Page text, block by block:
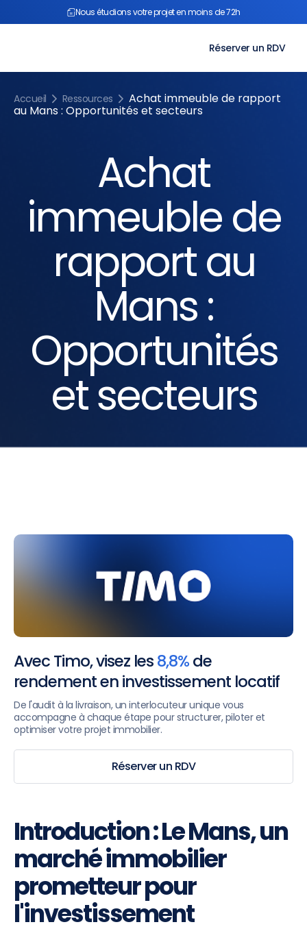
contenu
Nous étudions votre projet en moins de 72h
Réserver un RDV
Accueil Ressources Achat immeuble de rapport
au Mans : Opportunités et secteurs
Achat
immeuble de
rapport au
Mans :
Opportunités
et secteurs
Introduction : Le Mans, un
marché immobilier
prometteur pour
l'investissement
Avec Timo, visez les8,8%de
rendement en investissement locatif
De l'audit à la livraison, un interlocuteur unique vous
accompagne à chaque étape pour structurer, piloter et
optimiser votre projet immobilier.
Réserver un RDV